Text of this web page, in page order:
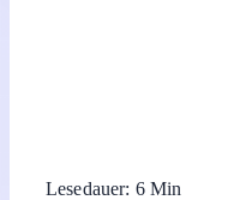
Lesedauer: 6 Min